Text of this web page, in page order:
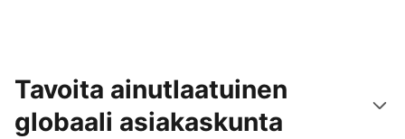
Tavoita ainutlaatuinen
globaali asiakaskunta